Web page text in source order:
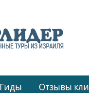
Гиды Отзывы